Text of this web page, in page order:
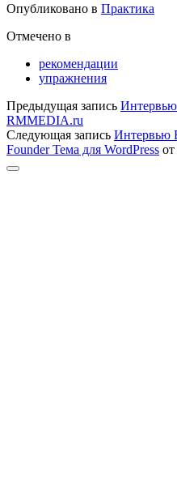
Опубликовано в Практика
Отмечено в
рекомендации
упражнения
Предыдущая запись
RMMEDIA.ru
Следующая запись Интервью
Founder Тема для WordPress
Прокрутка